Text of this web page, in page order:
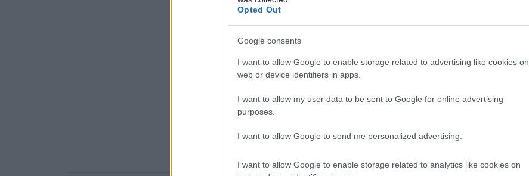
Opted Out
Google consents
I want to allow Google to enable storage related to advertising like cookies on
web or device identifiers in apps.
I want to allow my user data to be sent to Google for online advertising
purposes.
I want to allow Google to send me personalized advertising.
I want to allow Google to enable storage related to analytics like cookies on
Προσθέστε το iatronet.gr στο Discover
Η ανθρώπινη πλευρά της ρομποτικής χειρουργικής-
Παρακολουθώντας το στρες των χειρουργών στο χειρουργείο
ΕΟΔΥ: CoViD, γρίπη και RSV παραμένουν σε χαμηλά επίπεδα
περπατήματος [μελέτη]